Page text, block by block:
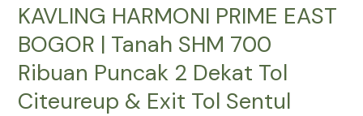
KAVLING HARMONI PRIME EAST
BOGOR | Tanah SHM 700
Ribuan Puncak 2 Dekat Tol
Citeureup & Exit Tol Sentul
Citeureup
Exit
Tol